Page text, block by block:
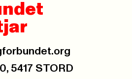
5417 STORD